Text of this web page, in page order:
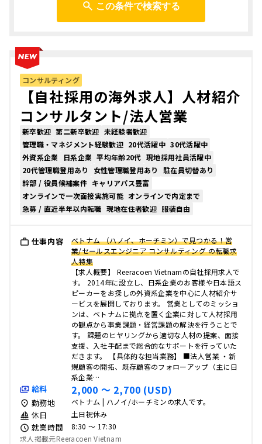
この条件で検索する
コンサルティング
【自社採用の海外求人】人材紹介
コンサルタント/法人営業
新卒歓迎 第二新卒歓迎 未経験者歓迎
管理職・マネジメント経験歓迎 20代活躍中 30代活躍中
外資系企業
日系企業 平均年齢20代 現地採用社員活躍中
20代管理職登用あり
女性管理職登用あり
駐在員切替あり
幹部 / 役員候補案件 キャリアパス豊富
オンラインで一次面接実施可能 オンラインで内定まで
急募 / 直近半年以内転職 現地在住者歓迎 服装自由
仕事内容
ベトナム （ハノイ、ホーチミン）で見つかる！営
業/セールスエンジニア コンサルティング の転職求
人特集
【求人概要】 Reeracoen Vietnamの自社採用求人で
す。 2014年に設立し、日系企業のお客様や日本語ス
ピーカーをお探しの外資系企業を中心に人材紹介サ
ービスを展開しております。 営業としてのミッショ
ンは、ベトナムに拠点を置く企業に対して人材採用
の観点から事業課題・経営課題の解決を行うことで
す。 課題のヒヤリングから適切な人材の提案、面接
支援、入社手配まで総合的なサポートを行っていた
だきます。 【具体的な担当業務】 ■法人営業 ・新
規顧客の開拓、既存顧客のフォローアップ（主に日
系企業…
給料 2,000 〜 2,700 (USD)
勤務地 ベトナム | ハノイ/ホーチミンの求人です。
休日 土日祝休み
就業時間
8:30 〜 17:30
求人掲載元Reeracoen Vietnam